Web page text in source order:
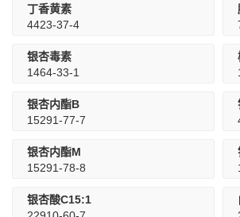
丁香黄素
4423-37-4
银杏毒素
1464-33-1
银杏内酯B
15291-77-7
银杏内酯M
15291-78-8
银杏酸C15:1